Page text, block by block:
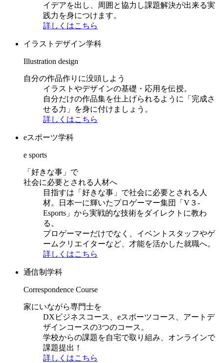
イデアを出し、周囲と協力し課題解決が出来る実
践力を身につけます。
詳しくはこちら
イラストデザイン学科
Illustration design
自分の作品作りに没頭しよう
イラストやデザインの基礎・応用を伝授。
自分だけの作品集を仕上げられるように「完成さ
せる力」を身に付けましょう。
詳しくはこちら
eスポーツ学科
e sports
「好きな事」で
社会に必要とされる人材へ
目指すは「好きな事」で社会に必要とされる人
材。日本一に輝いたプロゲーマー集団「V３-
Esports」から実戦的な技術をダイレクトに教わ
る。
プロゲーマーだけでなく、イベントスタッフやゲ
ームクリエイターなど、才能を活かした就職へ。
詳しくはこちら
通信制学科
Correspondence Course
家にいながら専門士を
DXビジネスコース、eスポーツコース、アートデ
ザインコースの3つのコース。
学校からの課題を自宅で取り組み、オンラインで
課題提出！
詳しくはこちら